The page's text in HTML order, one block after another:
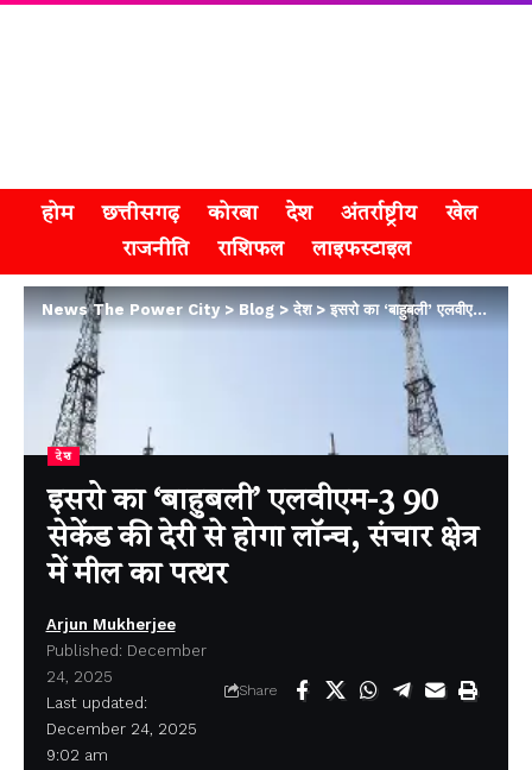
होम छत्तीसगढ़ कोरबा देश अंतर्राष्ट्रीय
खेल
राजनीति
राशिफल लाइफस्टाइल
News The Power City>Blog>देश>इसरो का ‘बाहुबली’ एलवीएम-3 90 सेकेंड की देरी से होगा लॉन्च, संचार क्षेत्र में मील का पत्थर
देश
इसरो का ‘बाहुबली’ एलवीएम-3 90
सेकेंड की देरी से होगा लॉन्च, संचार क्षेत्र
में मील का पत्थर
Last updated:
December 24, 2025
9:02 am
Arjun Mukherjee
Published: December
24, 2025
Share